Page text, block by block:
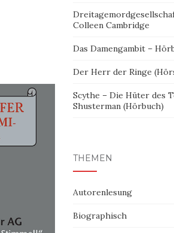
Colleen Cambridge
Das Damengambit –
Der Herr der Ringe
Scythe – Die Hüter des
Shusterman (Hörbuch)
THEMEN
Autorenlesung
Biographisch